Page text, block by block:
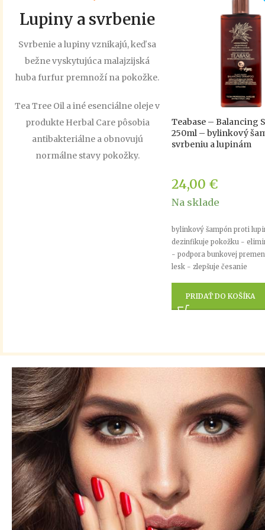
Lupiny a svrbenie​
Svrbenie a lupiny vznikajú, keď sa
bežne vyskytujúca malajzijská
huba furfur premnoží na pokožke.
Tea Tree Oil a iné esenciálne oleje v
produkte Herbal Care pôsobia
antibakteriálne a obnovujú
normálne stavy pokožky.
Teabase – Balancing
250ml – bylinkový
svrbeniu a lupinám
24,00 €
Na sklade
bylinkový šampón proti
dezinfikuje pokožku -
- podpora bunkovej
lesk - zlepšuje česanie
PRIDAŤ DO KOŠÍKA